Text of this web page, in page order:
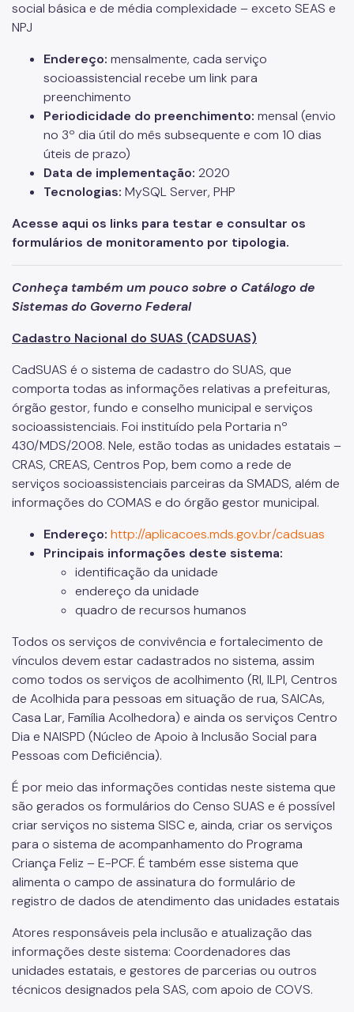
social básica e de média complexidade – exceto SEAS e
NPJ
Endereço: mensalmente, cada serviço
socioassistencial recebe um link para
preenchimento
Periodicidade do preenchimento: mensal (envio
no 3º dia útil do mês subsequente e com 10 dias
úteis de prazo)
Data de implementação: 2020
Tecnologias: MySQL Server, PHP
Acesse aqui os links para testar e consultar os
formulários de monitoramento por tipologia.
Conheça também um pouco sobre o Catálogo de
Sistemas do Governo Federal
Cadastro Nacional do SUAS (CADSUAS)
CadSUAS é o sistema de cadastro do SUAS, que
comporta todas as informações relativas a prefeituras,
órgão gestor, fundo e conselho municipal e serviços
socioassistenciais. Foi instituído pela Portaria nº
430/MDS/2008. Nele, estão todas as unidades estatais –
CRAS, CREAS, Centros Pop, bem como a rede de
serviços socioassistenciais parceiras da SMADS, além de
informações do COMAS e do órgão gestor municipal.
Endereço: http://aplicacoes.mds.gov.br/cadsuas
Principais informações deste sistema:
identificação da unidade
endereço da unidade
quadro de recursos humanos
Todos os serviços de convivência e fortalecimento de
vínculos devem estar cadastrados no sistema, assim
como todos os serviços de acolhimento (RI, ILPI, Centros
de Acolhida para pessoas em situação de rua, SAICAs,
Casa Lar, Família Acolhedora) e ainda os serviços Centro
Dia e NAISPD (Núcleo de Apoio à Inclusão Social para
Pessoas com Deficiência).
É por meio das informações contidas neste sistema que
são gerados os formulários do Censo SUAS e é possível
criar serviços no sistema SISC e, ainda, criar os serviços
para o sistema de acompanhamento do Programa
Criança Feliz – E-PCF. É também esse sistema que
alimenta o campo de assinatura do formulário de
registro de dados de atendimento das unidades estatais
Atores responsáveis pela inclusão e atualização das
informações deste sistema: Coordenadores das
unidades estatais, e gestores de parcerias ou outros
técnicos designados pela SAS, com apoio de COVS.